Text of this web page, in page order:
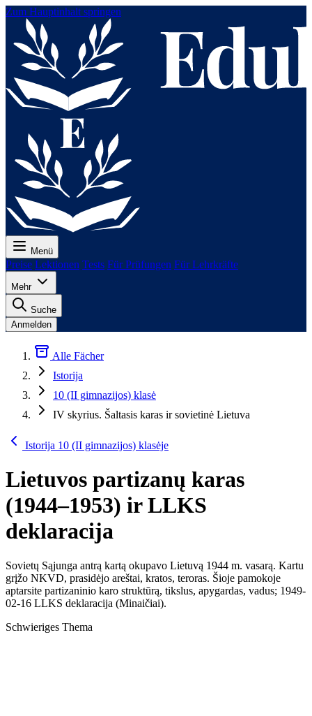
Zum Hauptinhalt springen
Menü
Preise Lektionen Tests Für Prüfungen Für Lehrkräfte
Mehr
Suche
Anmelden
Alle Fächer
Istorija
10 (II gimnazijos) klasė
IV skyrius. Šaltasis karas ir sovietinė Lietuva
Istorija 10 (II gimnazijos) klasėje
Lietuvos partizanų karas
(1944–1953) ir LLKS
deklaracija
Sovietų Sąjunga antrą kartą okupavo Lietuvą 1944 m. vasarą. Kartu
grįžo NKVD, prasidėjo areštai, kratos, teroras. Šioje pamokoje
aptarsite partizaninio karo struktūrą, tikslus, apygardas, vadus; 1949-
02-16 LLKS deklaracija (Minaičiai).
Schwieriges Thema